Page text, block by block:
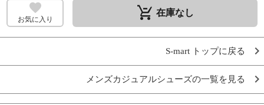
お気に入り remove_shopping_cart 在庫なし
S-mart トップに戻る
メンズカジュアルシューズの一覧を見る